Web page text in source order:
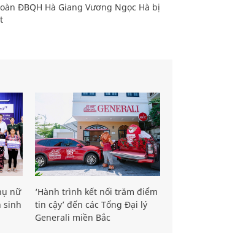
ĐBQH Hà Giang Vương Ngọc Hà bị
nữ
sinh
‘Hành trình kết nối trăm điểm
tin cậy’ đến các Tổng Đại lý
Generali miền Bắc